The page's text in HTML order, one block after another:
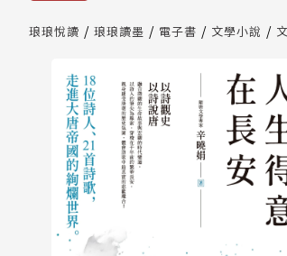
【公告】琅琅書店服務
琅琅悅讀 琅琅讀墨 電子書 文學小說